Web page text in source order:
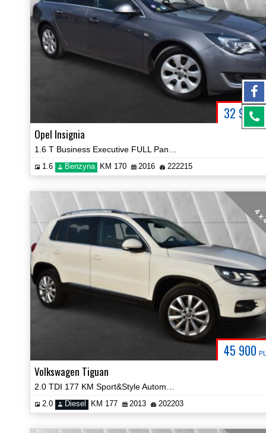
32 900
Opel Insignia
1.6 Benzyna KM 170 2016 222215
45 900
4
Volkswagen Tiguan
2.0 Diesel KM 177 2013 202203